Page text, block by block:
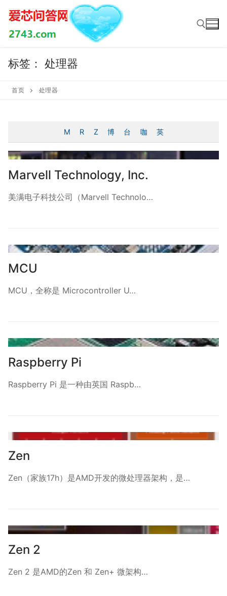
Skip
content
标签： 处理器
首页 处理器
M R Z 博 台 咖 英
Marvell Technology, Inc.
美满电子科技公司（Marvell Technolo…
MCU
MCU，全称是 Microcontroller U…
Raspberry Pi
Raspberry Pi 是一种由英国 Raspb…
Zen
Zen（家族17h）是AMD开发的微处理器架构，是…
Zen 2
Zen 2 是AMD的Zen 和 Zen+ 微架构…